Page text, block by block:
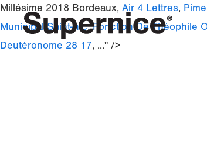
Millésime 2018 Bordeaux, Air 4 Lettres,
Municipal Saint-nic,Fonction De Théophile
Deutéronome 28 17, ..." />